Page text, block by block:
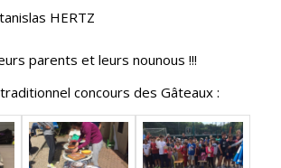
HERTZ
parents et leurs nounous !!!
concours des Gâteaux :